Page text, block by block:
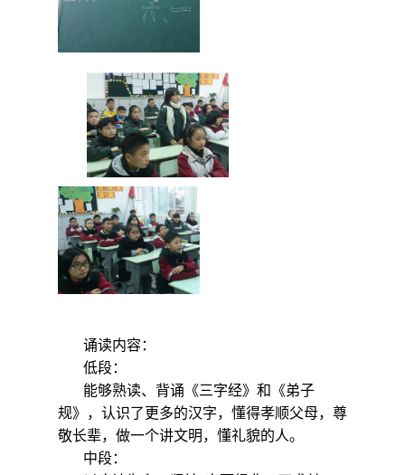
诵读内容：
低段：
能够熟读、背诵《三字经》和《弟子
规》，认识了更多的汉字，懂得孝顺父母，尊
敬长辈，做一个讲文明，懂礼貌的人。
中段：